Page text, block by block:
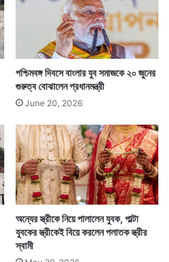
পশ্চিমবঙ্গ দিবসে বাংলার যুব সমাজকে ২০ জুনের
গুরুত্ব বোঝালেন প্রধানমন্ত্রী
June 20, 2026
অন্যের স্ত্রীকে নিয়ে পালালেন যুবক, পাল্টা
যুবকের স্ত্রীকেই বিয়ে করলেন পলাতক স্ত্রীর
স্বামী